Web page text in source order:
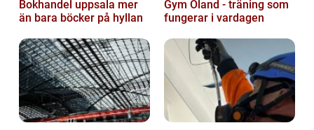
Bokhandel uppsala mer
än bara böcker på hyllan
Gym Öland - träning som
fungerar i vardagen